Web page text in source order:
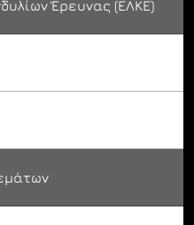
Έρευνας (ΕΛΚΕ)